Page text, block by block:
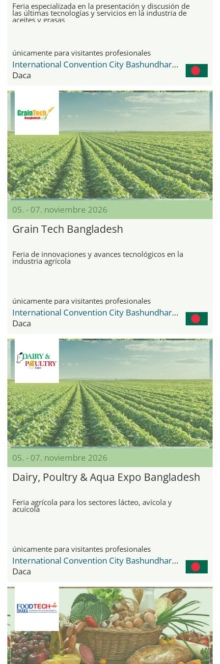
Feria especializada en la presentación y discusión de
las últimas tecnologías y servicios en la industria de
aceites y grasas
únicamente para visitantes profesionales
International Convention City Bashundhara - ICCB
Daca
05. - 07. noviembre 2026
Grain Tech Bangladesh
Feria de innovaciones y avances tecnológicos en la
industria agrícola
únicamente para visitantes profesionales
International Convention City Bashundhara - ICCB
Daca
05. - 07. noviembre 2026
Dairy, Poultry & Aqua Expo Bangladesh
Feria agrícola para los sectores lácteo, avícola y
acuícola
únicamente para visitantes profesionales
International Convention City Bashundhara - ICCB
Daca